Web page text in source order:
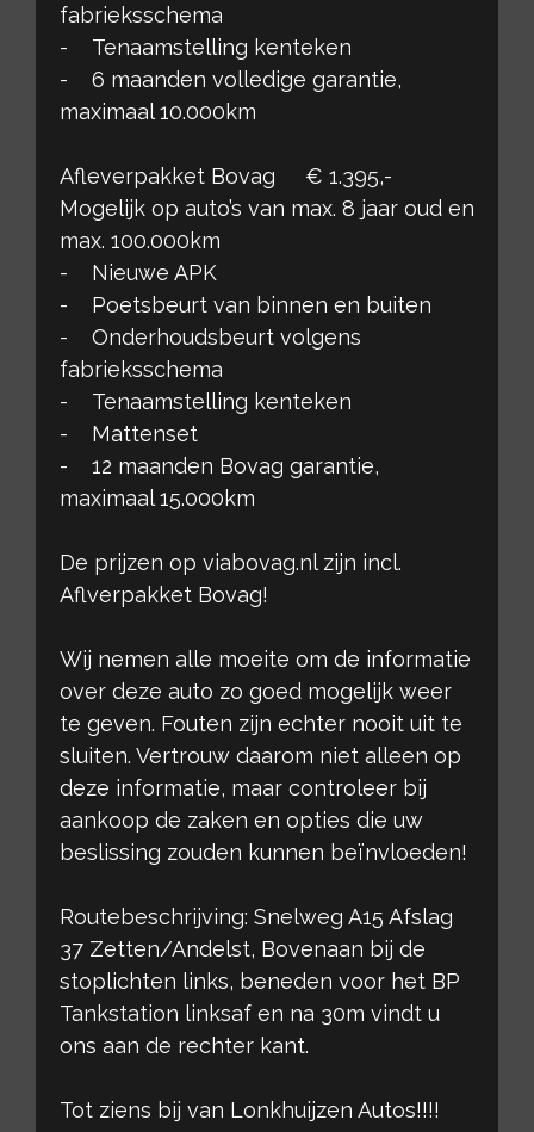
fabrieksschema
- Tenaamstelling kenteken
- 6 maanden volledige garantie,
maximaal 10.000km
Afleverpakket Bovag € 1.395,-
Mogelijk op auto’s van max. 8 jaar oud en
max. 100.000km
- Nieuwe APK
- Poetsbeurt van binnen en buiten
- Onderhoudsbeurt volgens
fabrieksschema
- Tenaamstelling kenteken
- Mattenset
- 12 maanden Bovag garantie,
maximaal 15.000km
De prijzen op viabovag.nl zijn incl.
Aflverpakket Bovag!
Wij nemen alle moeite om de informatie
over deze auto zo goed mogelijk weer
te geven. Fouten zijn echter nooit uit te
sluiten. Vertrouw daarom niet alleen op
deze informatie, maar controleer bij
aankoop de zaken en opties die uw
beslissing zouden kunnen beïnvloeden!
Routebeschrijving: Snelweg A15 Afslag
37 Zetten/Andelst, Bovenaan bij de
stoplichten links, beneden voor het BP
Tankstation linksaf en na 30m vindt u
ons aan de rechter kant.
Tot ziens bij van Lonkhuijzen Autos!!!!